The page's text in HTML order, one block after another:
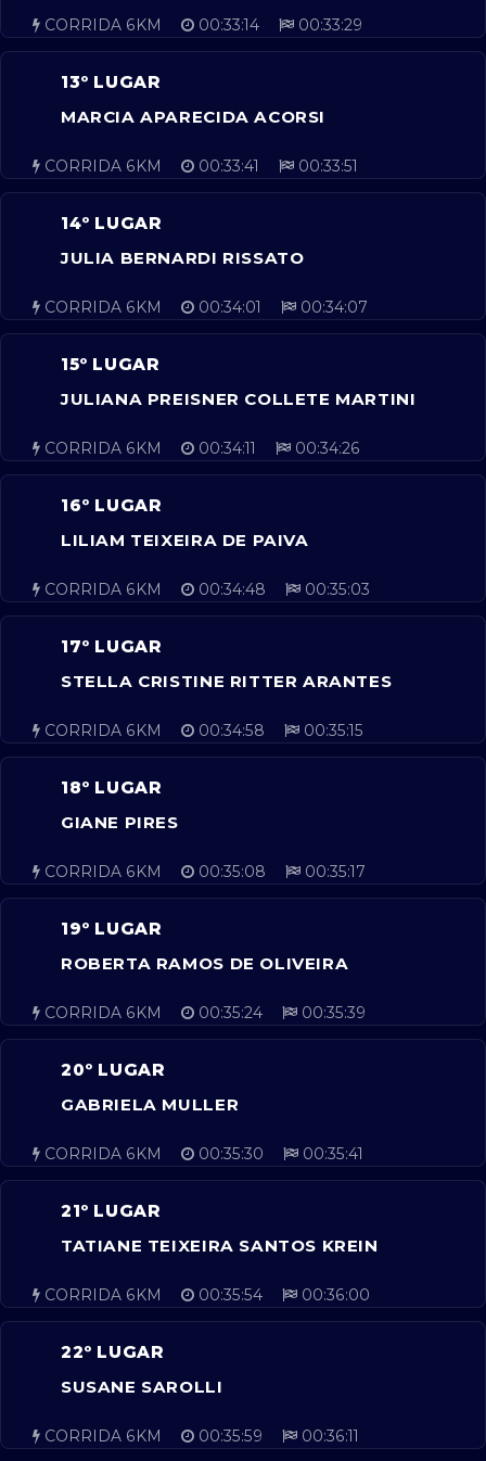
CORRIDA 6KM 00:33:14 00:33:29
13º LUGAR
MARCIA APARECIDA ACORSI
CORRIDA 6KM 00:33:41 00:33:51
14º LUGAR
JULIA BERNARDI RISSATO
CORRIDA 6KM 00:34:01 00:34:07
15º LUGAR
JULIANA PREISNER COLLETE MARTINI
CORRIDA 6KM 00:34:11 00:34:26
16º LUGAR
LILIAM TEIXEIRA DE PAIVA
CORRIDA 6KM 00:34:48 00:35:03
17º LUGAR
STELLA CRISTINE RITTER ARANTES
CORRIDA 6KM 00:34:58 00:35:15
18º LUGAR
GIANE PIRES
CORRIDA 6KM 00:35:08 00:35:17
19º LUGAR
ROBERTA RAMOS DE OLIVEIRA
CORRIDA 6KM 00:35:24 00:35:39
20º LUGAR
GABRIELA MULLER
CORRIDA 6KM 00:35:30 00:35:41
21º LUGAR
TATIANE TEIXEIRA SANTOS KREIN
CORRIDA 6KM 00:35:54 00:36:00
22º LUGAR
SUSANE SAROLLI
CORRIDA 6KM 00:35:59 00:36:11